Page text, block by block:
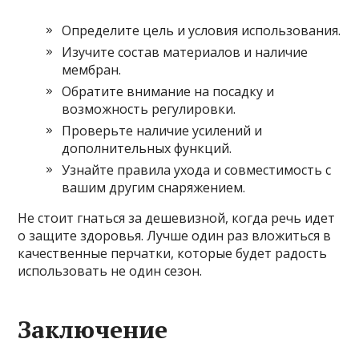
Определите цель и условия использования.
Изучите состав материалов и наличие
мембран.
Обратите внимание на посадку и
возможность регулировки.
Проверьте наличие усилений и
дополнительных функций.
Узнайте правила ухода и совместимость с
вашим другим снаряжением.
Не стоит гнаться за дешевизной, когда речь идет
о защите здоровья. Лучше один раз вложиться в
качественные перчатки, которые будет радость
использовать не один сезон.
Заключение